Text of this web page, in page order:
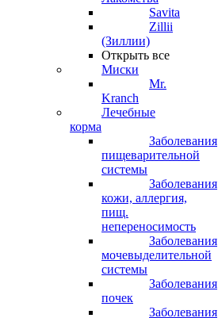
Savita
Zillii
(Зиллии)
Открыть все
Миски
Mr.
Kranch
Лечебные
корма
Заболевания
пищеварительной
системы
Заболевания
кожи, аллергия,
пищ.
непереносимость
Заболевания
мочевыделительной
системы
Заболевания
почек
Заболевания